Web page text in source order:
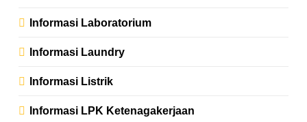
Informasi Laboratorium
Informasi Laundry
Informasi Listrik
Informasi LPK Ketenagakerjaan